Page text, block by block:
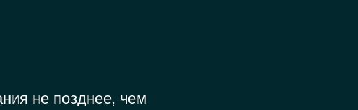
не позднее, чем